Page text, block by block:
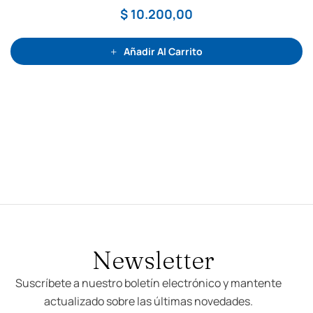
d
o
n
0
d
$ 10.200,00
Añadir Al Carrito
Newsletter
Suscríbete a nuestro boletín electrónico y mantente
actualizado sobre las últimas novedades.